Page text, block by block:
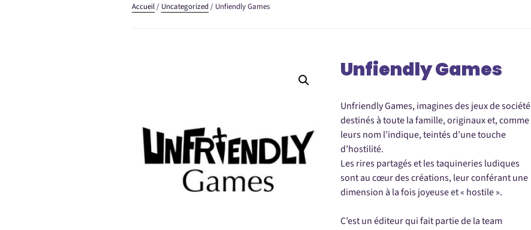
Accueil / Uncategorized / Unfiendly Games
Unfiendly Games
Unfriendly Games, imagines des jeux de société
destinés à toute la famille, originaux et, comme
leurs nom l’indique, teintés d’une touche
d’hostilité.
Les rires partagés et les taquineries ludiques
sont au cœur des créations, leur conférant une
dimension à la fois joyeuse et « hostile ».
C’est un éditeur qui fait partie de la team